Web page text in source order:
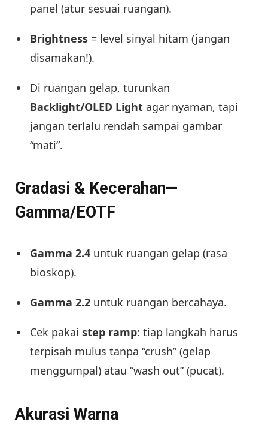
panel (atur sesuai ruangan).
Brightness = level sinyal hitam (jangan
disamakan!).
Di ruangan gelap, turunkan
Backlight/OLED Light agar nyaman, tapi
jangan terlalu rendah sampai gambar
“mati”.
Gradasi & Kecerahan—
Gamma/EOTF
Gamma 2.4 untuk ruangan gelap (rasa
bioskop).
Gamma 2.2 untuk ruangan bercahaya.
Cek pakai step ramp: tiap langkah harus
terpisah mulus tanpa “crush” (gelap
menggumpal) atau “wash out” (pucat).
Akurasi Warna